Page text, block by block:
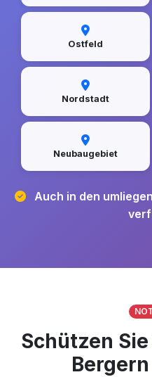
Ostfeld
Nordstadt
Neubaugebiet
Auch in den
Schützen